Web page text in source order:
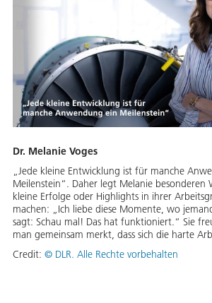
Dr. Melanie Voges
„Jede kleine Entwicklung ist für manche
Meilenstein“. Daher legt Melanie besonderen
kleine Erfolge oder Highlights in ihrer
machen: „Ich liebe diese Momente, wo
sagt: Schau mal! Das hat funktioniert.“ Sie
man gemeinsam merkt, dass sich die harte
Credit: © DLR. Alle Rechte vorbehalten